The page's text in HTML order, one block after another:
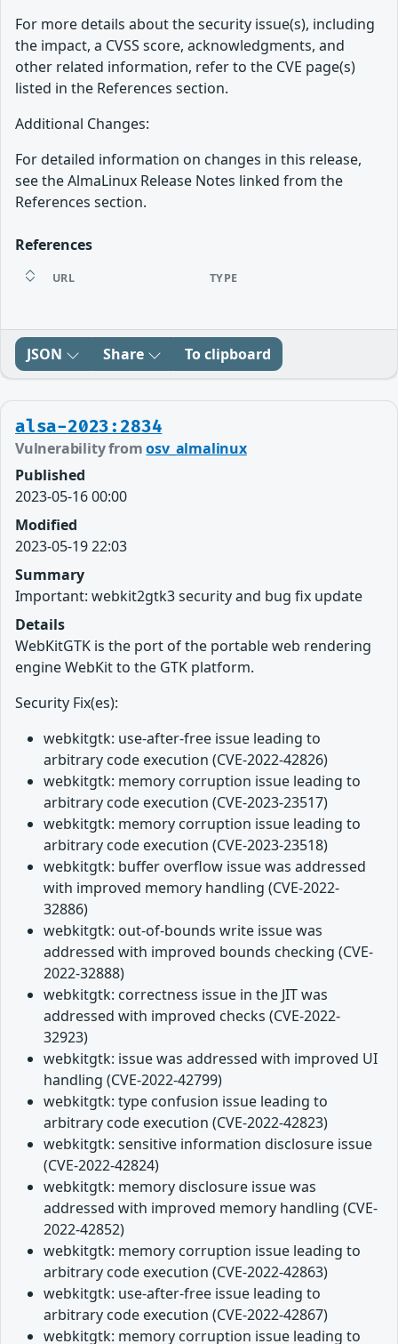
For more details about the security issue(s), including
the impact, a CVSS score, acknowledgments, and
other related information, refer to the CVE page(s)
listed in the References section.
Additional Changes:
For detailed information on changes in this release,
see the AlmaLinux Release Notes linked from the
References section.
References
URL TYPE
JSON Share To clipboard
alsa-2023:2834
Vulnerability fromosv_almalinux
Published
2023-05-16 00:00
Modified
2023-05-19 22:03
Summary
Important: webkit2gtk3 security and bug fix update
Details
WebKitGTK is the port of the portable web rendering
engine WebKit to the GTK platform.
Security Fix(es):
webkitgtk: use-after-free issue leading to
arbitrary code execution (CVE-2022-42826)
webkitgtk: memory corruption issue leading to
arbitrary code execution (CVE-2023-23517)
webkitgtk: memory corruption issue leading to
arbitrary code execution (CVE-2023-23518)
webkitgtk: buffer overflow issue was addressed
with improved memory handling (CVE-2022-
32886)
webkitgtk: out-of-bounds write issue was
addressed with improved bounds checking (CVE-
2022-32888)
webkitgtk: correctness issue in the JIT was
addressed with improved checks (CVE-2022-
32923)
webkitgtk: issue was addressed with improved UI
handling (CVE-2022-42799)
webkitgtk: type confusion issue leading to
arbitrary code execution (CVE-2022-42823)
webkitgtk: sensitive information disclosure issue
(CVE-2022-42824)
webkitgtk: memory disclosure issue was
addressed with improved memory handling (CVE-
2022-42852)
webkitgtk: memory corruption issue leading to
arbitrary code execution (CVE-2022-42863)
webkitgtk: use-after-free issue leading to
arbitrary code execution (CVE-2022-42867)
webkitgtk: memory corruption issue leading to